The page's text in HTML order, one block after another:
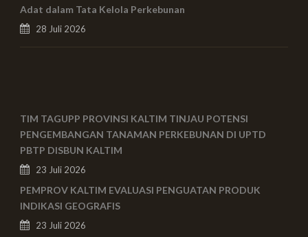
Adat dalam Tata Kelola Perkebunan
28 Juli 2026
TIM TAGUPP PROVINSI KALTIM TINJAU POTENSI
PENGEMBANGAN TANAMAN PERKEBUNAN DI UPTD
PBTP DISBUN KALTIM
23 Juli 2026
PEMPROV KALTIM EVALUASI PENGUATAN PRODUK
INDIKASI GEOGRAFIS
23 Juli 2026